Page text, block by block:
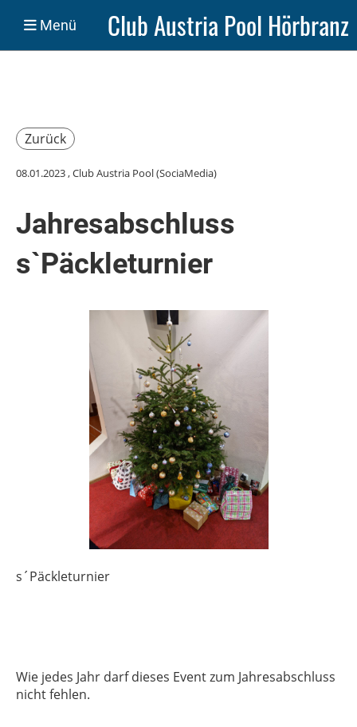
Club Austria Pool Hörbranz
Menü
Zurück
08.01.2023, Club Austria Pool (SociaMedia)
Jahresabschluss
s`Päckleturnier
s´Päckleturnier
Wie jedes Jahr darf dieses Event zum Jahresabschluss
nicht fehlen.